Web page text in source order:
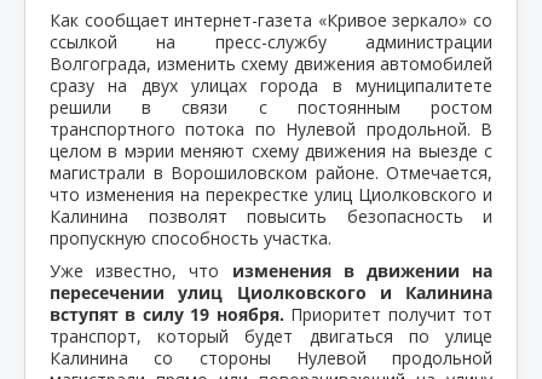
Как сообщает интернет-газета «Кривое зеркало» со
ссылкой на пресс-службу администрации
Волгограда, изменить схему движения автомобилей
сразу на двух улицах города в муниципалитете
решили в связи с постоянным ростом
транспортного потока по Нулевой продольной. В
целом в мэрии меняют схему движения на выезде с
магистрали в Ворошиловском районе. Отмечается,
что изменения на перекрестке улиц Циолковского и
Калинина позволят повысить безопасность и
пропускную способность участка.
Уже известно, что изменения в движении на
пересечении улиц Циолковского и Калинина
вступят в силу 19 ноября. Приоритет получит тот
транспорт, который будет двигаться по улице
Калинина со стороны Нулевой продольной